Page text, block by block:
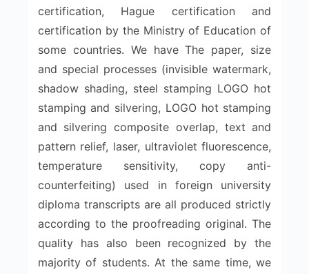
certification, Hague certification and
certification by the Ministry of Education of
some countries. We have The paper, size
and special processes (invisible watermark,
shadow shading, steel stamping LOGO hot
stamping and silvering, LOGO hot stamping
and silvering composite overlap, text and
pattern relief, laser, ultraviolet fluorescence,
temperature sensitivity, copy anti-
counterfeiting) used in foreign university
diploma transcripts are all produced strictly
according to the proofreading original. The
quality has also been recognized by the
majority of students. At the same time, we